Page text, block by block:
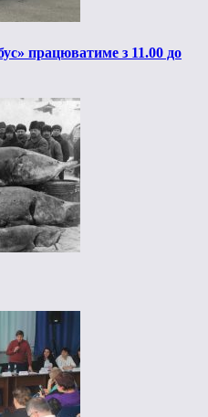
працюватиме з 11.00 до